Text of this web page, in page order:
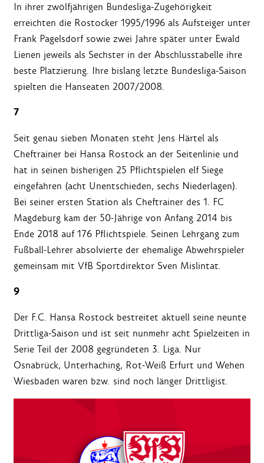
In ihrer zwölfjährigen Bundesliga-Zugehörigkeit
erreichten die Rostocker 1995/1996 als Aufsteiger unter
Frank Pagelsdorf sowie zwei Jahre später unter Ewald
Lienen jeweils als Sechster in der Abschlusstabelle ihre
beste Platzierung. Ihre bislang letzte Bundesliga-Saison
spielten die Hanseaten 2007/2008.
7
Seit genau sieben Monaten steht Jens Härtel als
Cheftrainer bei Hansa Rostock an der Seitenlinie und
hat in seinen bisherigen 25 Pflichtspielen elf Siege
eingefahren (acht Unentschieden, sechs Niederlagen).
Bei seiner ersten Station als Cheftrainer des 1. FC
Magdeburg kam der 50-Jährige von Anfang 2014 bis
Ende 2018 auf 176 Pflichtspiele. Seinen Lehrgang zum
Fußball-Lehrer absolvierte der ehemalige Abwehrspieler
gemeinsam mit VfB Sportdirektor Sven Mislintat.
9
Der F.C. Hansa Rostock bestreitet aktuell seine neunte
Drittliga-Saison und ist seit nunmehr acht Spielzeiten in
Serie Teil der 2008 gegründeten 3. Liga. Nur
Osnabrück, Unterhaching, Rot-Weiß Erfurt und Wehen
Wiesbaden waren bzw. sind noch länger Drittligist.